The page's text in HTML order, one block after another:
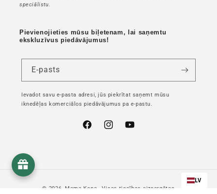
speciālistu.
Pievienojieties mūsu biļetenam, lai saņemtu
ekskluzīvus piedāvājumus!
E-pasts
Ievadot savu e-pasta adresi, jūs piekrītat saņemt mūsu
iknedēļas komerciālos piedāvājumus pa e-pastu.
FacebookInstagramYouTube
© 2026, Mama Kana - Visas tiesības aizsargātas
LV